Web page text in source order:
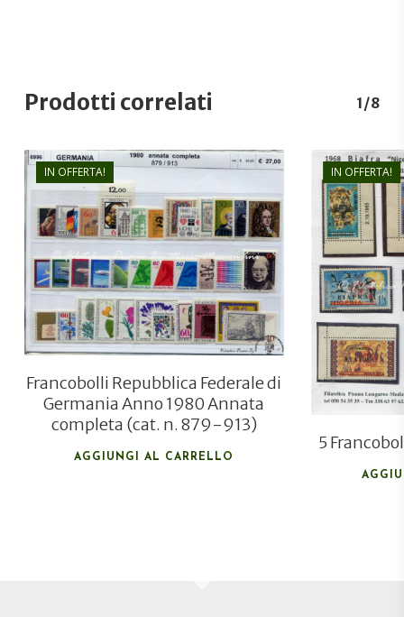
Prodotti correlati 1/8
IN OFFERTA!
€46,80
€31,50
Francobolli Repubblica Federale di
Germania Anno 1980 Annata
completa (cat. n. 879-913)
AGGIUNGI AL CARRELLO
IN OFFERTA!
5